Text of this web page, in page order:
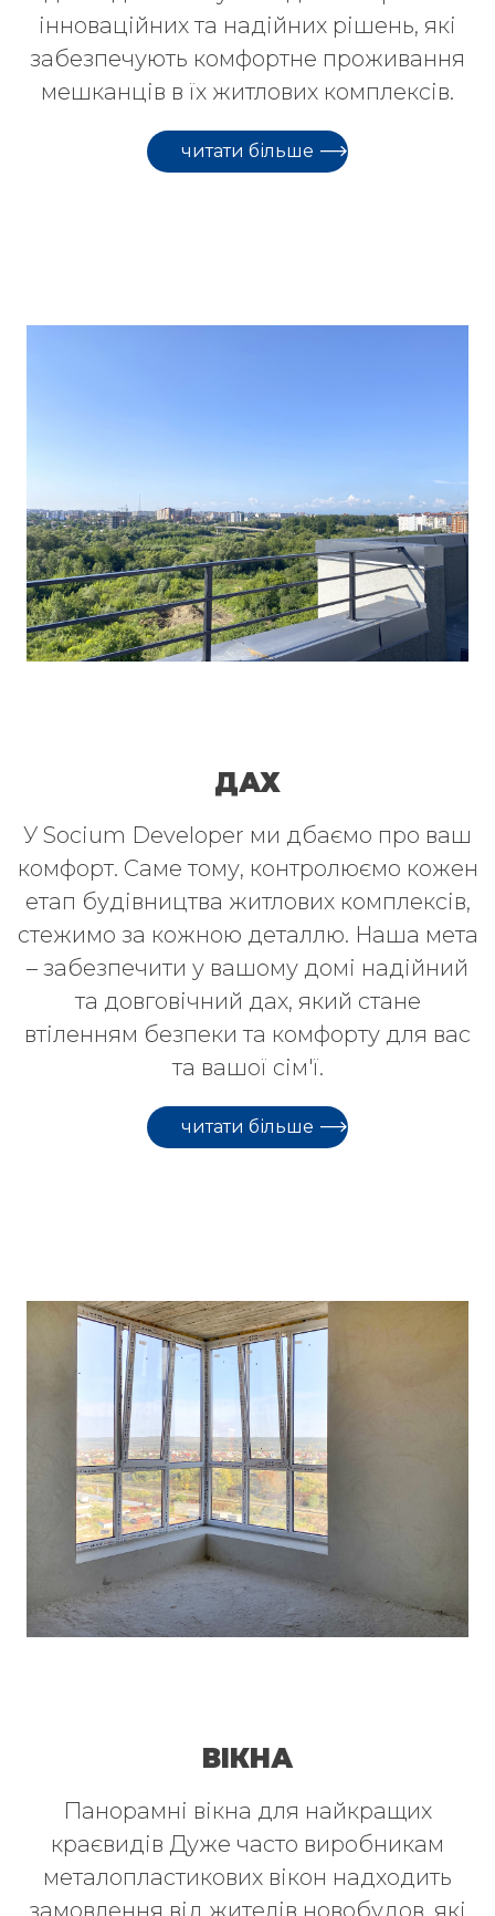
інноваційних та надійних рішень, які
забезпечують комфортне проживання
мешканців в їх житлових комплексів.
читати більше
ДАХ
У Socium Developer ми дбаємо про ваш
комфорт. Саме тому, контролюємо кожен
етап будівництва житлових комплексів,
стежимо за кожною деталлю. Наша мета
– забезпечити у вашому домі надійний
та довговічний дах, який стане
втіленням безпеки та комфорту для вас
та вашої сім'ї.
читати більше
ВІКНА
Панорамні вікна для найкращих
краєвидів Дуже часто виробникам
металопластикових вікон надходить
замовлення від жителів новобудов, які